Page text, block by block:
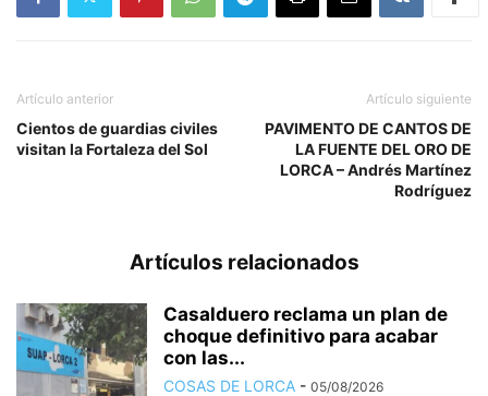
Artículo anterior
Cientos de guardias civiles
visitan la Fortaleza del Sol
Artículo siguiente
PAVIMENTO DE CANTOS DE
LA FUENTE DEL ORO DE
LORCA – Andrés Martínez
Rodríguez
Artículos relacionados
Casalduero reclama un plan de
choque definitivo para acabar
con las...
COSAS DE LORCA - 05/08/2026